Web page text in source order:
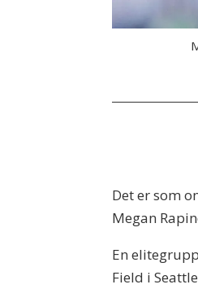
Det er som
Megan
En
Field i